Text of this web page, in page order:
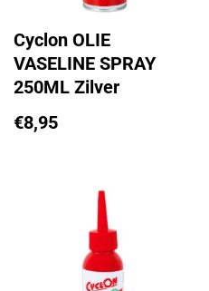
Cyclon OLIE
VASELINE SPRAY
250ML Zilver
€8,95